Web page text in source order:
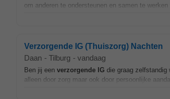
om anderen te ondersteunen en samen te
Verzorgende IG (Thuiszorg) Nachten
Daan - Tilburg - vandaag
Ben jij een verzorgende IG die graag zelfstandig
alleen door zorg maar ook door persoonlijke